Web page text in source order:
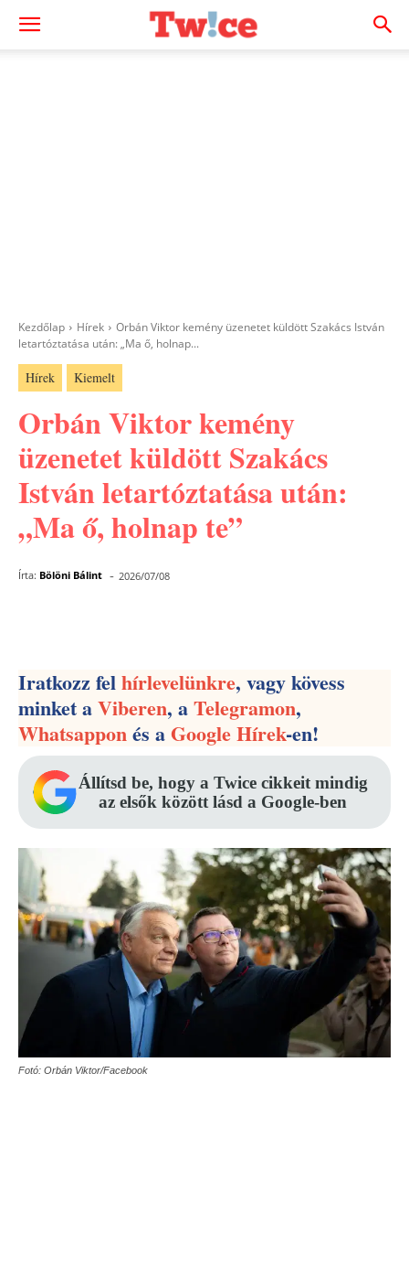
Kezdőlap Hírek
Orbán Viktor kemény üzenetet küldött Szakács István
letartóztatása után: „Ma ő, holnap...
Hírek Kiemelt
Orbán Viktor kemény
üzenetet küldött Szakács
István letartóztatása után:
„Ma ő, holnap te”
Írta: Bölöni Bálint - 2026/07/08
Iratkozz felhírlevelünkre, vagy kövess
minket aViberen, aTelegramon,
Whatsapponés aGoogle Hírek-en!
Állítsd be, hogy a Twice cikkeit mindig
az elsők között lásd a Google-ben
Fotó: Orbán Viktor/Facebook